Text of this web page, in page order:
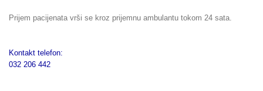
Prijem pacijenata vrši se kroz prijemnu ambulantu tokom 24 sata.
Kontakt telefon:
032 206 442